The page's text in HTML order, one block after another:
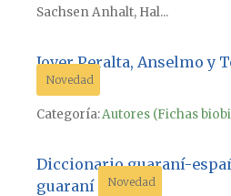
Sachsen Anhalt, Hal...
Jover Peralta, Anselmo y
Novedad
Categoría:Autores (Fichas
Diccionario guaraní-
guaraní
Novedad